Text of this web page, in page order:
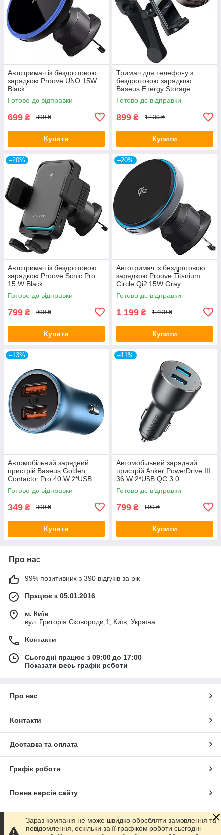
Автотримач із бездротовою
зарядкою Proove UNO 15W
Black
Готово до відправки
699 ₴ 899 ₴
Купити
Тримач для телефону з
бездротовою зарядкою
Baseus Energy Storage
Backseat Holder Black
(WXHZ-01)
Готово до відправки
899 ₴ 1 130 ₴
Купити
–20%
Автотримач із бездротовою
зарядкою Proove Sonic Pro
15 W Black
Готово до відправки
799 ₴ 999 ₴
Купити
–20%
Автотримач із бездротовою
зарядкою Proove Titanium
Circle Qi2 15W Gray
Готово до відправки
1 199 ₴ 1 499 ₴
Купити
–13%
Автомобільний зарядний
пристрій Baseus Golden
Contactor Pro 40 W 2*USB
Blue (CCJD-A03)
Готово до відправки
349 ₴ 399 ₴
Купити
–11%
Автомобільний зарядний
пристрій Anker PowerDrive III
36 W 2*USB QC 3.0
Готово до відправки
799 ₴ 899 ₴
Купити
Про нас
99% позитивних з 390 відгуків за рік
Працює з 05.01.2016
м. Київ
вул. Григорія Сковороди,1, Київ, Україна
Контакти
Сьогодні працює з 09:00 до 17:00
Показати весь графік роботи
Про нас
Контакти
Доставка та оплата
Графік роботи
Повна версія сайту
Сайт створено на маркетплейсі Prom.ua
Зараз компанія не може швидко обробляти замовлення та
повідомлення, оскільки за її графіком роботи сьогодні